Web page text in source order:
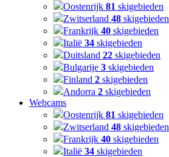
Oostenrijk 81 skigebieden
Zwitserland 48 skigebieden
Frankrijk 40 skigebieden
Italië 34 skigebieden
Duitsland 22 skigebieden
Bulgarije 3 skigebieden
Finland 2 skigebieden
Andorra 2 skigebieden
Webcams
Oostenrijk 81 skigebieden
Zwitserland 48 skigebieden
Frankrijk 40 skigebieden
Italië 34 skigebieden